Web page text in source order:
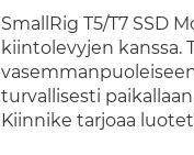
SmallRig T5/T7 SSD
kiintolevyjen kanssa.
turvallisesti
Kiinnike tarjoaa